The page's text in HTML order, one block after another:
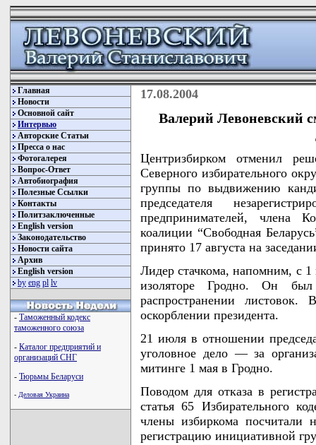
Главная
Новости
Основной сайт
Интервью
Авторские Статьи
Пресса о нас
Фотогалерея
Вопрос-Ответ
Автобиография
Полезные Ссылки
Контакты
Политзаключенные
English version
Законодательство
Новости сайта
Архив
English version
by eng pl lv
- Таможенный кодекс
таможенного союза
- Каталог предприятий и
организаций СНГ
- Тюрьмы Беларуси
- Деловая Украина
17.08.2004
Валерий Левоневский
Центризбирком отменил
Северного избирательного
группы по выдвижению
председателя
предпринимателей, члена
коалиции “Свободная
принято 17 августа на
Лидер стачкома, напомним, с 1
изоляторе Гродно. Он
распространении листовок.
оскорблении президента.
21 июля в отношении
уголовное дело — за
митинге 1 мая в Гродно.
Поводом для отказа в
статья 65 Избирательного
члены избиркома посчитали
регистрацию инициативной